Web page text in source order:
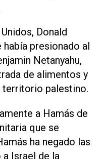
Donald
presionado al
Netanyahu,
de alimentos y
territorio palestino.
a Hamás de
que se
ha negado las
Israel de la